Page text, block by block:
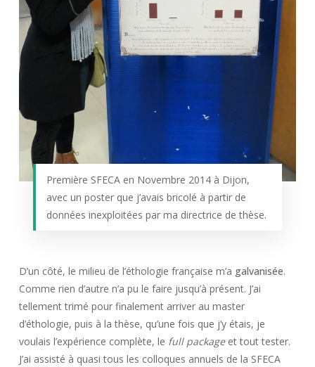
Première SFECA en Novembre 2014 à Dijon,
avec un poster que j’avais bricolé à partir de
données inexploitées par ma directrice de thèse.
D’un côté, le milieu de l’éthologie française m’a galvanisée.
Comme rien d’autre n’a pu le faire jusqu’à présent. J’ai
tellement trimé pour finalement arriver au master
d’éthologie, puis à la thèse, qu’une fois que j’y étais, je
voulais l’expérience complète, le full packageet tout tester.
J’ai assisté à quasi tous les colloques annuels de la SFECA